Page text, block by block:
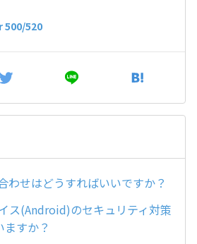
500/520
わせはどうすればいいですか？
ス(Android)のセキュリティ対策
すか？